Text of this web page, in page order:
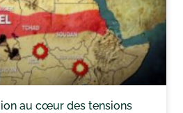
au cœur des tensions